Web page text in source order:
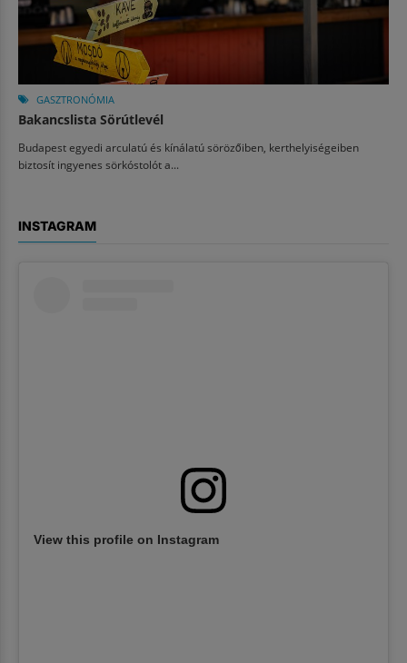
GASZTRONÓMIA
Bakancslista Sörútlevél
Budapest egyedi arculatú és kínálatú sörözőiben, kerthelyiségeiben
biztosít ingyenes sörkóstolót a...
INSTAGRAM
View this profile on Instagram